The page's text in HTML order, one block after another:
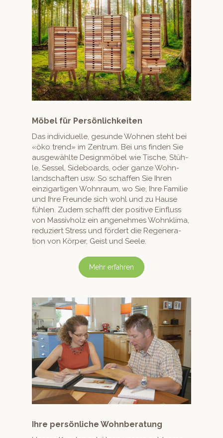
Möbel für Persönlichkeiten
Das indi­vidu­elle, gesunde Wohnen ste­ht bei
«öko trend» im Zen­trum. Bei uns find­en Sie
aus­gewählte Design­mö­bel wie Tis­che, Stüh­
le, Ses­sel, Side­boards, oder ganze Wohn­
land­schaften usw. So schaf­fen Sie Ihren
einzi­gar­ti­gen Wohn­raum, wo Sie, Ihre Fam­i­lie
und Ihre Fre­unde sich wohl und zu Hause
fühlen. Zudem schafft der pos­i­tive Ein­fluss
von Mas­sivholz ein angenehmes Wohn­kli­ma,
reduziert Stress und fördert die Regen­er­a­
tion von Kör­p­er, Geist und Seele.
Mehr erfahren
Ihre persönliche Wohnberatung